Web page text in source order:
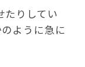
たりしてい
ように急に